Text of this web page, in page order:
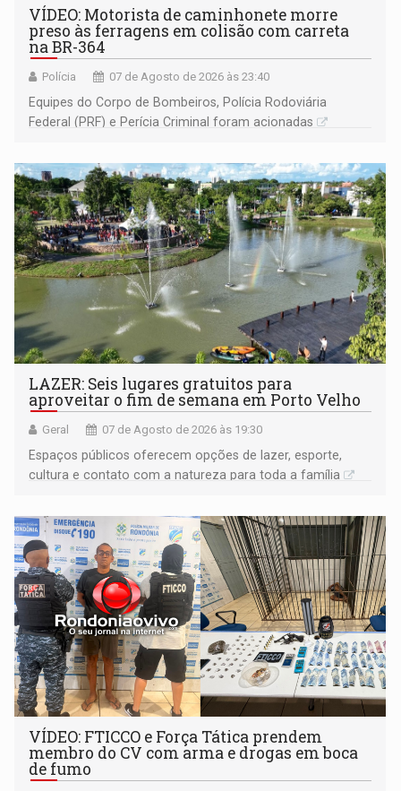
VÍDEO: Motorista de caminhonete morre
preso às ferragens em colisão com carreta
na BR-364
Polícia 07 de Agosto de 2026 às 23:40
Equipes do Corpo de Bombeiros, Polícia Rodoviária
Federal (PRF) e Perícia Criminal foram acionadas
LAZER: Seis lugares gratuitos para
aproveitar o fim de semana em Porto Velho
Geral 07 de Agosto de 2026 às 19:30
Espaços públicos oferecem opções de lazer, esporte,
cultura e contato com a natureza para toda a família
VÍDEO: FTICCO e Força Tática prendem
membro do CV com arma e drogas em boca
de fumo